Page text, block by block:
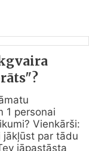
1 personai
Vienkārši:
jāpastāsta